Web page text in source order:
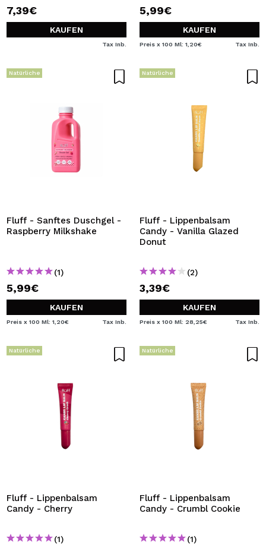
7,39€
KAUFEN
Tax Inb.
5,99€
KAUFEN
Preis x 100 Ml: 1,20€ Tax Inb.
Natürliche
Fluff - Sanftes Duschgel -
Raspberry Milkshake
(1)
5,99€
KAUFEN
Preis x 100 Ml: 1,20€ Tax Inb.
Natürliche
Fluff - Lippenbalsam
Candy - Vanilla Glazed
Donut
(2)
3,39€
KAUFEN
Preis x 100 Ml: 28,25€ Tax Inb.
Natürliche
Fluff - Lippenbalsam
Candy - Cherry
(1)
Natürliche
Fluff - Lippenbalsam
Candy - Crumbl Cookie
(1)